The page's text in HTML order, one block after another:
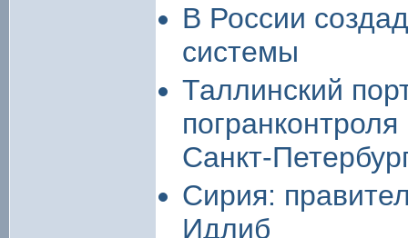
В России
системы
Таллинский
Санкт-
Сирия:
Идлиб